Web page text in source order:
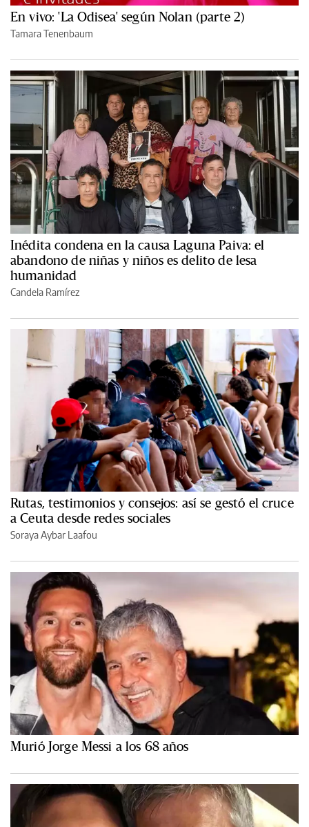
En vivo: 'La Odisea' según Nolan (parte 2)
Tamara Tenenbaum
Inédita condena en la causa Laguna Paiva: el
abandono de niñas y niños es delito de lesa
humanidad
Candela Ramírez
Rutas, testimonios y consejos: así se gestó el cruce
a Ceuta desde redes sociales
Soraya Aybar Laafou
Murió Jorge Messi a los 68 años